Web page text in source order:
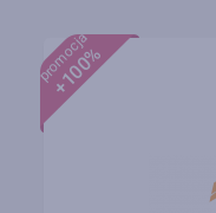
promocja
+100%